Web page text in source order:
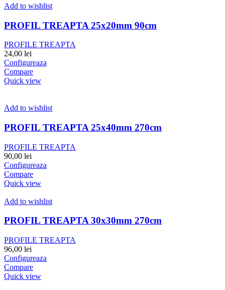
Add to wishlist
PROFIL TREAPTA 25x20mm 90cm
PROFILE TREAPTA
24,00 lei
Configureaza
Compare
Quick view
Add to wishlist
PROFIL TREAPTA 25x40mm 270cm
PROFILE TREAPTA
90,00 lei
Configureaza
Compare
Quick view
Add to wishlist
PROFIL TREAPTA 30x30mm 270cm
PROFILE TREAPTA
96,00 lei
Configureaza
Compare
Quick view